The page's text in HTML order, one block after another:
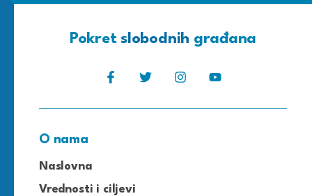
Pokretslobodnih građana
O nama
Naslovna
Vrednosti i ciljevi